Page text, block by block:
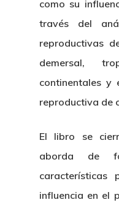
como su
través del
reproductivas
demersal,
continentales y
reproductiva de
El libro se
aborda de
características
influencia en el